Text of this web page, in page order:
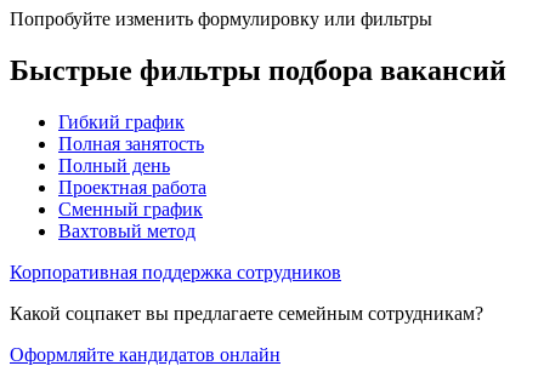
Попробуйте изменить формулировку или фильтры
Быстрые фильтры подбора вакансий
Гибкий график
Полная занятость
Полный день
Проектная работа
Сменный график
Вахтовый метод
Корпоративная поддержка сотрудников
Какой соцпакет вы предлагаете семейным сотрудникам?
Оформляйте кандидатов онлайн